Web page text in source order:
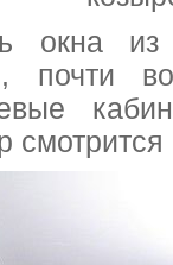
окна из
почти